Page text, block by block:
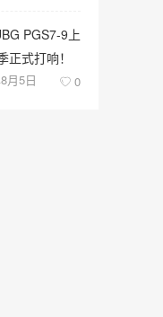
PGS7-9上
式打响！
月5日 0